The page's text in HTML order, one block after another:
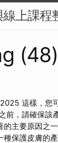
線上課程
(48)
這樣，您
前，請確保
主要原因之一
保護皮膚的產